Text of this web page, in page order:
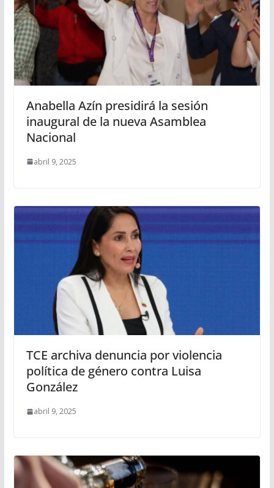
Anabella Azín presidirá la sesión
inaugural de la nueva Asamblea
Nacional
abril 9, 2025
TCE archiva denuncia por violencia
política de género contra Luisa
González
abril 9, 2025